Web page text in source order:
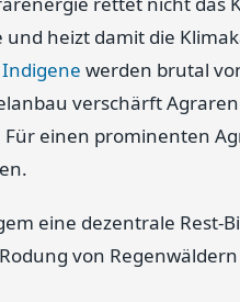
heizt damit die
Indigene werden brutal
verschärft
Für einen prominenten
eine dezentrale Rest-
von